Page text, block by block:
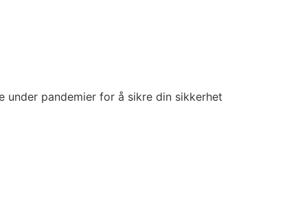
under pandemier for å sikre din sikkerhet